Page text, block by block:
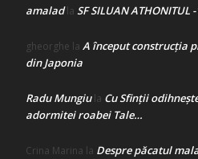
amaladla SF SILUAN ATHONITUL -
gheorghe la A început construcţia
din Japonia
Radu Mungiula Cu Sfinții
adormitei roabei Tale…
Crina Marina la Despre păcatul